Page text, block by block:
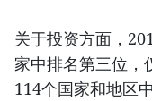
关于投资方面，
家中排名第三位，
114个国家和地区